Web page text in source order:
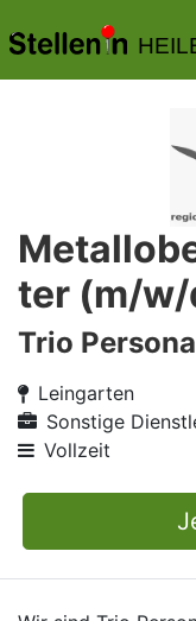
ter (m/w/
Trio
Leingarten
Sonstige
Vollzeit